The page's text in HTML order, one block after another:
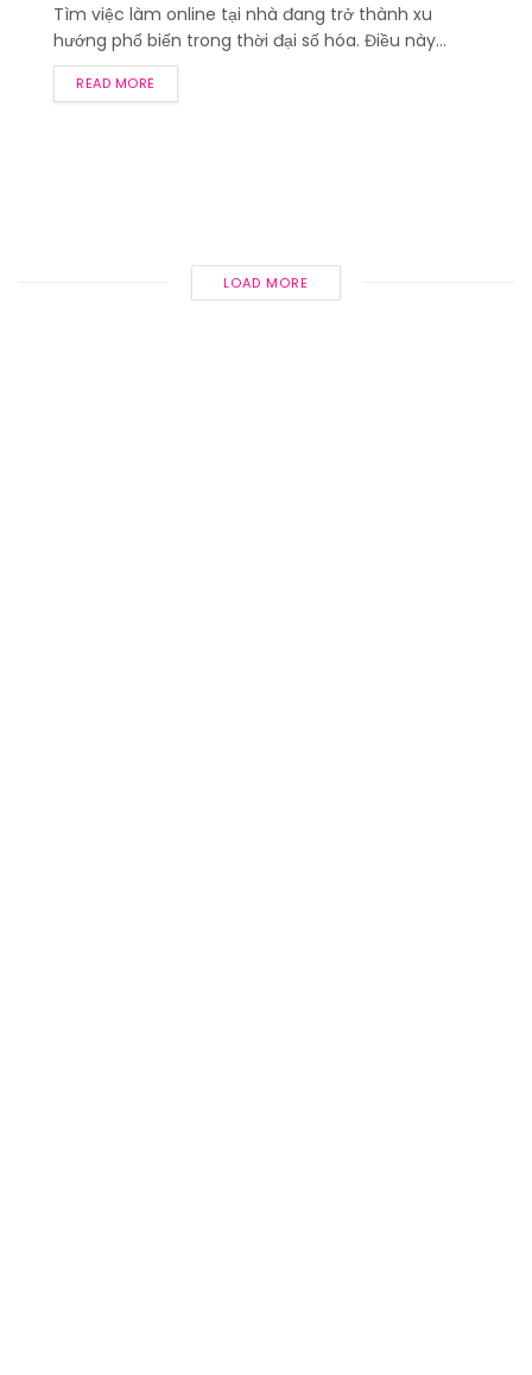
Tìm việc làm online tại nhà đang trở thành xu
hướng phổ biến trong thời đại số hóa. Điều này...
READ MORE
LOAD MORE